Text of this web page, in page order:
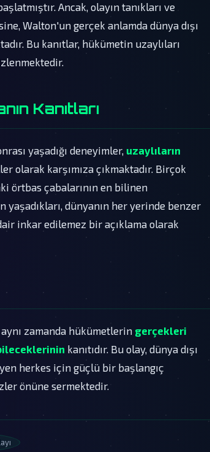
Ancak, olayın tanıkları ve
Walton'un gerçek anlamda dünya dışı
Bu kanıtlar, hükümetin uzaylıları
Kanıtları
yaşadığı deneyimler, uzaylıların
olarak karşımıza çıkmaktadır. Birçok
örtbas çabalarının en bilinen
dünyanın her yerinde benzer
inkar edilemez bir açıklama olarak
zamanda hükümetlerin gerçekleri
kanıtıdır. Bu olay, dünya dışı
herkes için güçlü bir başlangıç
önüne sermektedir.